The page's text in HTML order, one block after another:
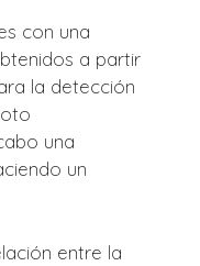
con una
a partir
la detección
una
un
entre la